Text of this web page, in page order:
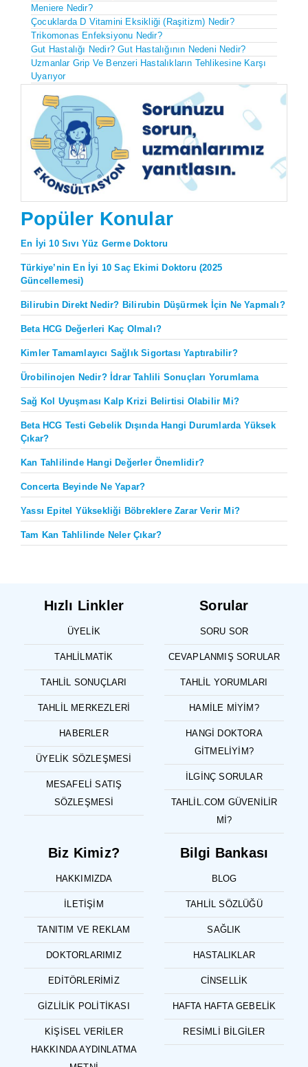
Meniere Nedir?
Çocuklarda D Vitamini Eksikliği (Raşitizm) Nedir?
Trikomonas Enfeksiyonu Nedir?
Gut Hastalığı Nedir? Gut Hastalığının Nedeni Nedir?
Uzmanlar Grip Ve Benzeri Hastalıkların Tehlikesine Karşı
Uyarıyor
Popüler Konular
En İyi 10 Sıvı Yüz Germe Doktoru
Türkiye’nin En İyi 10 Saç Ekimi Doktoru (2025
Güncellemesi)
Bilirubin Direkt Nedir? Bilirubin Düşürmek İçin Ne Yapmalı?
Beta HCG Değerleri Kaç Olmalı?
Kimler Tamamlayıcı Sağlık Sigortası Yaptırabilir?
Ürobilinojen Nedir? İdrar Tahlili Sonuçları Yorumlama
Sağ Kol Uyuşması Kalp Krizi Belirtisi Olabilir Mi?
Beta HCG Testi Gebelik Dışında Hangi Durumlarda Yüksek
Çıkar?
Kan Tahlilinde Hangi Değerler Önemlidir?
Concerta Beyinde Ne Yapar?
Yassı Epitel Yüksekliği Böbreklere Zarar Verir Mi?
Tam Kan Tahlilinde Neler Çıkar?
Hızlı Linkler
ÜYELIK
TAHLILMATIK
TAHLIL SONUÇLARI
TAHLIL MERKEZLERI
HABERLER
ÜYELIK SÖZLEŞMESI
MESAFELI SATIŞ
SÖZLEŞMESI
Sorular
SORU SOR
CEVAPLANMIŞ SORULAR
TAHLIL YORUMLARI
HAMILE MIYIM?
HANGI DOKTORA
GITMELIYIM?
İLGINÇ SORULAR
TAHLIL.COM GÜVENILIR
MI?
Biz Kimiz?
HAKKIMIZDA
İLETIŞIM
TANITIM VE REKLAM
DOKTORLARIMIZ
EDITÖRLERIMIZ
GIZLILIK POLITIKASI
KIŞISEL VERILER
HAKKINDA AYDINLATMA
Bilgi Bankası
BLOG
TAHLIL SÖZLÜĞÜ
SAĞLIK
HASTALIKLAR
CINSELLIK
HAFTA HAFTA GEBELIK
RESIMLI BILGILER